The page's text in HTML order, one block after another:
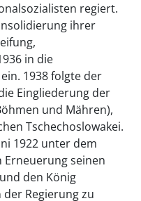
regiert.
ihrer
in die
1938 folgte der
Eingliederung der
und Mähren),
Tschechoslowakei.
1922 unter dem
seinen
den König
der Regierung zu